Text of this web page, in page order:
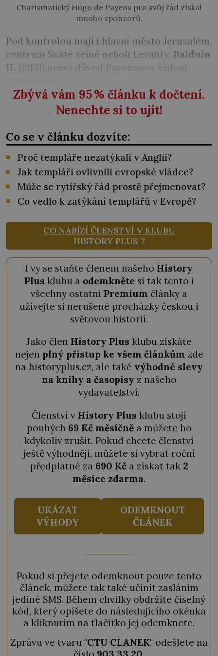
Charismatický Hugo de Payens pro svůj řád získal
mnoho sponzorů.
Pod kontrolou mají i hlavní město Jeruzalém,
centrum Svaté země neboli Levanty. Balduin
II.
(†1131) nemá důvod Payensovu žádost
Zbývá vám 95% článku k dočtení.
Nenechte si to ujít!
Co se v článku dozvíte:
Proč templáře nezatýkali v Anglii?
Jak templáři ovlivnili evropské vládce?
Může se rytířský řád prostě přejmenovat?
Co vedlo k zatýkání templářů v Evropě?
CO NABÍZÍ ČLENSTVÍ V KLUBU
HISTORY PLUS ?
I vy se staňte členem našeho History
Plus klubu a odemkněte si tak tento i
všechny ostatní Premium články a
užívejte si nerušené procházky českou i
světovou historií.
Jako člen History Plus klubu získáte
nejen plný přístup ke všem článkůmzde
na historyplus.cz, ale také výhodné slevy
na knihy a časopisy z našeho
vydavatelství.
Členství v History Plus klubu stojí
pouhých 69 Kč měsíčněa můžete ho
kdykoliv zrušit. Pokud chcete členství
ještě výhodněji, můžete si vybrat roční
předplatné za 690 Kča získat tak 2
měsíce zdarma.
UKÁZAT
VÝHODY
ODEMKNOUT
ČLÁNEK
Pokud si přejete odemknout pouze tento
článek, můžete tak také učinit zasláním
jediné SMS. Během chvilky obdržíte číselný
kód, který opíšete do následujícího okénka
a kliknutím na tlačítko jej odemknete.
Zprávu ve tvaru "CTU CLANEK" odešlete na